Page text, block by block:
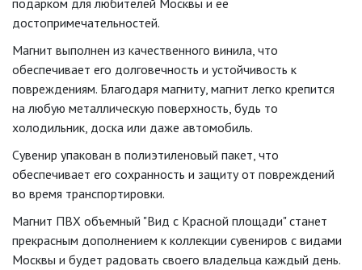
подарком для любителей Москвы и ее
достопримечательностей.
Магнит выполнен из качественного винила, что
обеспечивает его долговечность и устойчивость к
повреждениям. Благодаря магниту, магнит легко крепится
на любую металлическую поверхность, будь то
холодильник, доска или даже автомобиль.
Сувенир упакован в полиэтиленовый пакет, что
обеспечивает его сохранность и защиту от повреждений
во время транспортировки.
Магнит ПВХ объемный "Вид с Красной площади" станет
прекрасным дополнением к коллекции сувениров с видами
Москвы и будет радовать своего владельца каждый день.